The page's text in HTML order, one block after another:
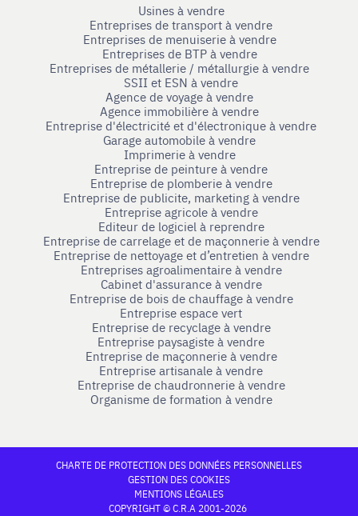
Usines à vendre
Entreprises de transport à vendre
Entreprises de menuiserie à vendre
Entreprises de BTP à vendre
Entreprises de métallerie / métallurgie à vendre
SSII et ESN à vendre
Agence de voyage à vendre
Agence immobilière à vendre
Entreprise d'électricité et d'électronique à vendre
Garage automobile à vendre
Imprimerie à vendre
Entreprise de peinture à vendre
Entreprise de plomberie à vendre
Entreprise de publicite, marketing à vendre
Entreprise agricole à vendre
Editeur de logiciel à reprendre
Entreprise de carrelage et de maçonnerie à vendre
Entreprise de nettoyage et d’entretien à vendre
Entreprises agroalimentaire à vendre
Cabinet d'assurance à vendre
Entreprise de bois de chauffage à vendre
Entreprise espace vert
Entreprise de recyclage à vendre
Entreprise paysagiste à vendre
Entreprise de maçonnerie à vendre
Entreprise artisanale à vendre
Entreprise de chaudronnerie à vendre
Organisme de formation à vendre
CHARTE DE PROTECTION DES DONNÉES PERSONNELLES
GESTION DES COOKIES
MENTIONS LÉGALES
COPYRIGHT © C.R.A 2001-2026